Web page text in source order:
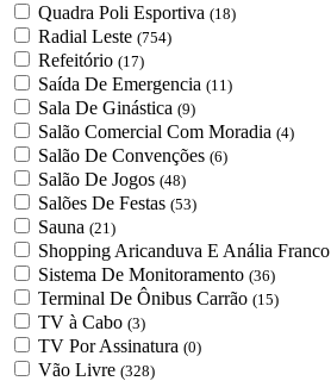
Quadra Poli Esportiva (18)
Radial Leste (754)
Refeitório (17)
Saída De Emergencia (11)
Sala De Ginástica (9)
Salão Comercial Com Moradia (4)
Salão De Convenções (6)
Salão De Jogos (48)
Salões De Festas (53)
Sauna (21)
Shopping Aricanduva E Anália Franco
Sistema De Monitoramento (36)
Terminal De Ônibus Carrão (15)
TV à Cabo (3)
TV Por Assinatura (0)
Vão Livre (328)